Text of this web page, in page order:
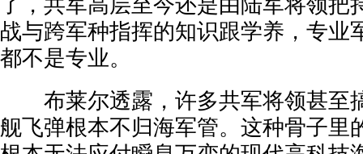
了，共军高层至今还是由陆军将领把
战与跨军种指挥的知识跟学养，专业
都不是专业。
布莱尔透露，许多共军将领甚至
舰飞弹根本不归海军管。这种骨子里